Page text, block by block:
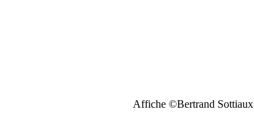
Affiche ©Bertrand Sottiaux